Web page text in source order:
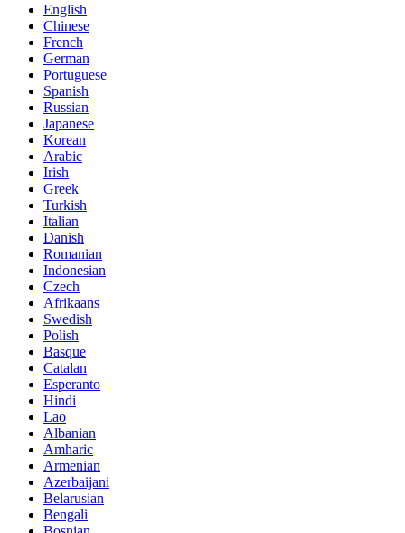
English
Chinese
French
German
Portuguese
Spanish
Russian
Japanese
Korean
Arabic
Irish
Greek
Turkish
Italian
Danish
Romanian
Indonesian
Czech
Afrikaans
Swedish
Polish
Basque
Catalan
Esperanto
Hindi
Lao
Albanian
Amharic
Armenian
Azerbaijani
Belarusian
Bengali